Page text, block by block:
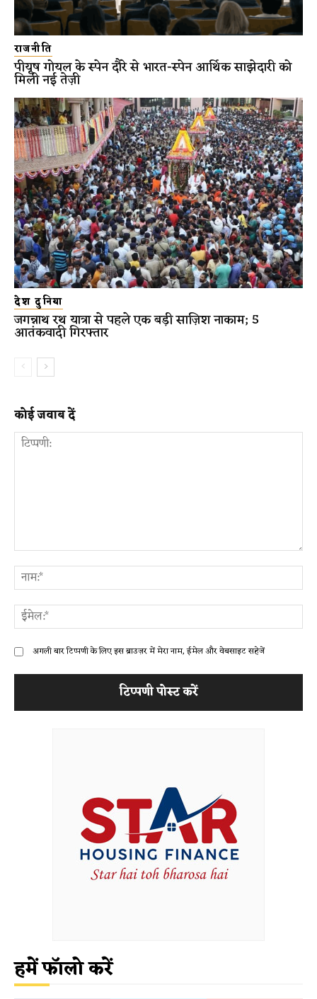
राजनीति
पीयूष गोयल के स्पेन दौरे से भारत-स्पेन आर्थिक साझेदारी को
मिली नई तेज़ी
देश दुनिया
जगन्नाथ रथ यात्रा से पहले एक बड़ी साज़िश नाकाम; 5
आतंकवादी गिरफ्तार
कोई जवाब दें
अगली बार टिप्पणी के लिए इस ब्राउज़र में मेरा नाम, ईमेल और वेबसाइट सहेजें
हमें फॉलो करें